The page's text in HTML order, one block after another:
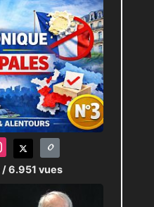
/ 6.951 vues